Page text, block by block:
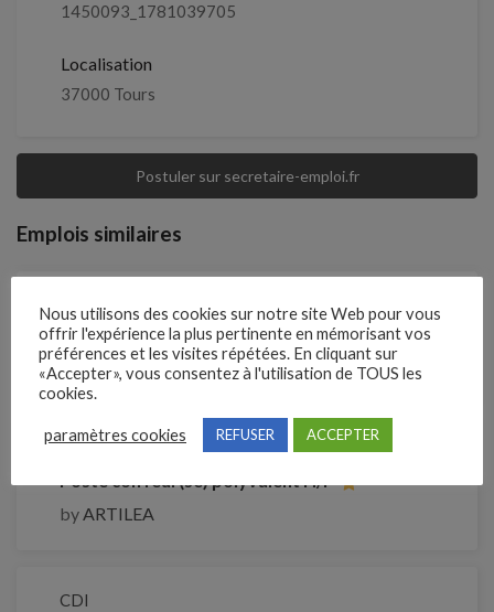
1450093_1781039705
Localisation
37000 Tours
Postuler sur secretaire-emploi.fr
Emplois similaires
Coiffeur coiffeuse technicien technicienne
17000€ - 30000€
Poste coiffeur(se) polyvalent H/F
byARTILEA
CDI
Nous utilisons des cookies sur notre site Web pour vous
offrir l'expérience la plus pertinente en mémorisant vos
préférences et les visites répétées. En cliquant sur
«Accepter», vous consentez à l'utilisation de TOUS les
cookies.
paramètres cookies REFUSER ACCEPTER